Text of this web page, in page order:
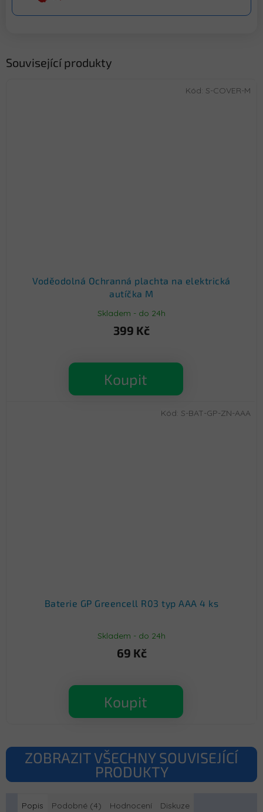
Související produkty
Voděodolná Ochranná plachta na elektrická
autíčka M
Skladem - do 24h
399 Kč
Koupit
Kód: S-COVER-M
Baterie GP Greencell R03 typ AAA 4 ks
Skladem - do 24h
69 Kč
Koupit
Kód: S-BAT-GP-ZN-AAA
ZOBRAZIT VŠECHNY SOUVISEJÍCÍ
PRODUKTY
Popis Podobné (4) Hodnocení Diskuze